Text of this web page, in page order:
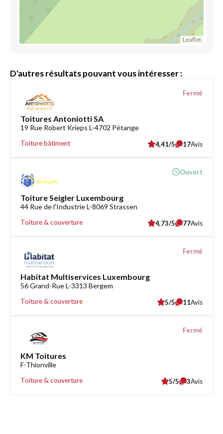
Leaflet
D'autres résultats pouvant vous intéresser :
Toitures Antoniotti SA
19 Rue Robert Krieps L-4702 Pétange
Toiture bâtiment
Fermé
4,41/5 17Avis
Toiture Seigler Luxembourg
44 Rue de l'Industrie L-8069 Strassen
Toiture & couverture
Ouvert
4,73/5 77Avis
Habitat Multiservices Luxembourg
56 Grand-Rue L-3313 Bergem
Toiture & couverture
Fermé
5/5 11Avis
KM Toitures
F-Thionville
Toiture & couverture
Fermé
5/5 3Avis